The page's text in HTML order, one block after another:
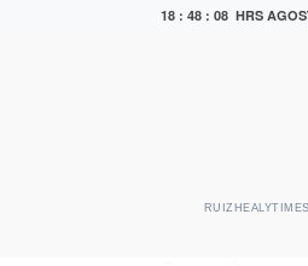
18 : 48 : 09 HRS